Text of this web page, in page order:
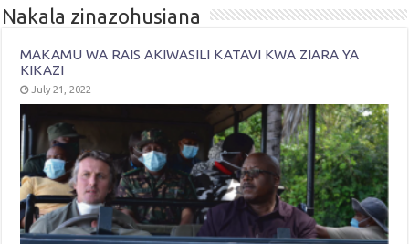
Nakala zinazohusiana
MAKAMU WA RAIS AKIWASILI KATAVI KWA ZIARA YA
KIKAZI
July 21, 2022